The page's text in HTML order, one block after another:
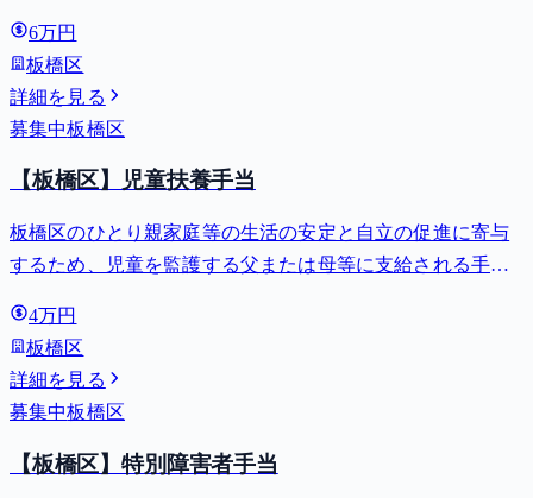
6万円
板橋区
詳細を見る
募集中板橋区
【板橋区】児童扶養手当
板橋区のひとり親家庭等の生活の安定と自立の促進に寄与
するため、児童を監護する父または母等に支給される手
4万円
板橋区
詳細を見る
募集中板橋区
【板橋区】特別障害者手当